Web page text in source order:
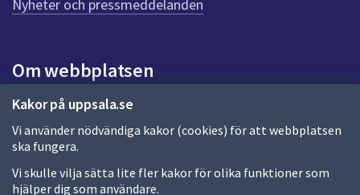
Kakor på uppsala.se
Vi använder nödvändiga kakor (cookies) för att webbplatsen
ska fungera.
Vi skulle vilja sätta lite fler kakor för olika funktioner som
hjälper dig som användare.
a
d
a
Nyheter och pressmeddelanden
Om webbplatsen
Om webbplatsen
Allmänna handlingar och diarium
Behandling av personuppgifter